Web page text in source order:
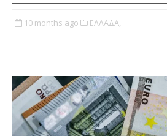
10 months ago ΕΛΛΑΔΑ,